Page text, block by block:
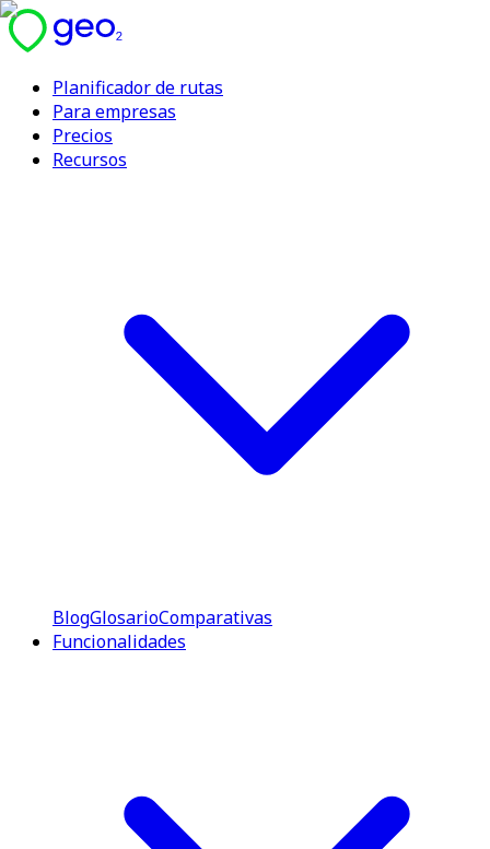
Planificador de rutas
Para empresas
Precios
Recursos
BlogGlosarioComparativas
Funcionalidades